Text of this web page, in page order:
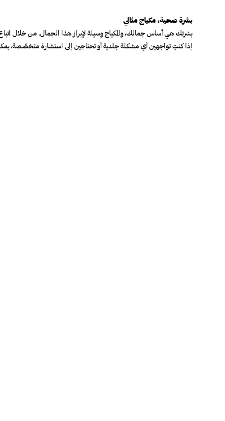
بشرة صحية، مكياج مثالي
بشرتك هي أساس جمالك، والمكياج وسيلة لإبراز هذا الجمال. من خلال
إذا كنتِ تواجهين أي مشكلة جلدية أو تحتاجين إلى استشارة متخصّصة،